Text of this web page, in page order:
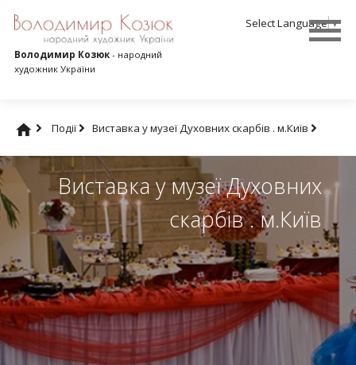
Select Language▼
Володимир Козюк- народний
художник України
Події Виставка у музеї Духовних скарбів . м.Київ
Виставка у музеї Духовних
скарбів . м.Київ